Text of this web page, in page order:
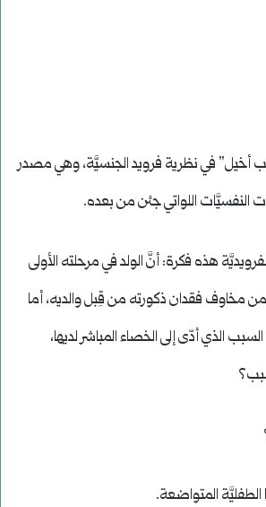
أخيل” في نظرية فرويد الجنسيَّة، وهي مصدر
النفسيَّات اللواتي جئن من بعده.
هذه فكرة: أنَّ الولد في مرحلته الأولى
من مخاوف فقدان ذكورته من قِبل والديه، أما
الذي أدّى إلى الخصاء المباشر لديها،
الطفليَّة المتواضعة.